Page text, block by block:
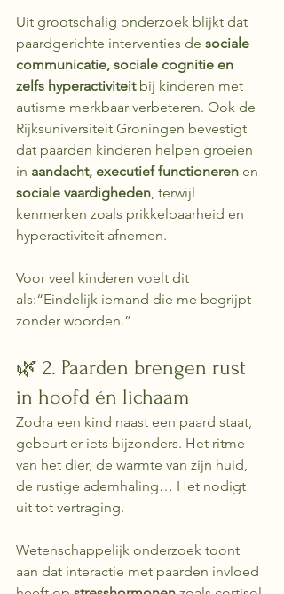
Uit grootschalig onderzoek blijkt dat
paardgerichte interventies de sociale
communicatie, sociale cognitie en
zelfs hyperactiviteit bij kinderen met
autisme merkbaar verbeteren. Ook de
Rijksuniversiteit Groningen bevestigt
dat paarden kinderen helpen groeien
in aandacht, executief functioneren en
sociale vaardigheden, terwijl
kenmerken zoals prikkelbaarheid en
hyperactiviteit afnemen.
Voor veel kinderen voelt dit
als:“Eindelijk iemand die me begrijpt
zonder woorden.”
🌿 2. Paarden brengen rust
in hoofd én lichaam
Zodra een kind naast een paard staat,
gebeurt er iets bijzonders. Het ritme
van het dier, de warmte van zijn huid,
de rustige ademhaling… Het nodigt
uit tot vertraging.
Wetenschappelijk onderzoek toont
aan dat interactie met paarden invloed